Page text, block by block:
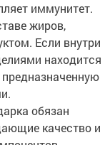
иммунитет.
жиров,
Если внутри
находится
обязан
качество и